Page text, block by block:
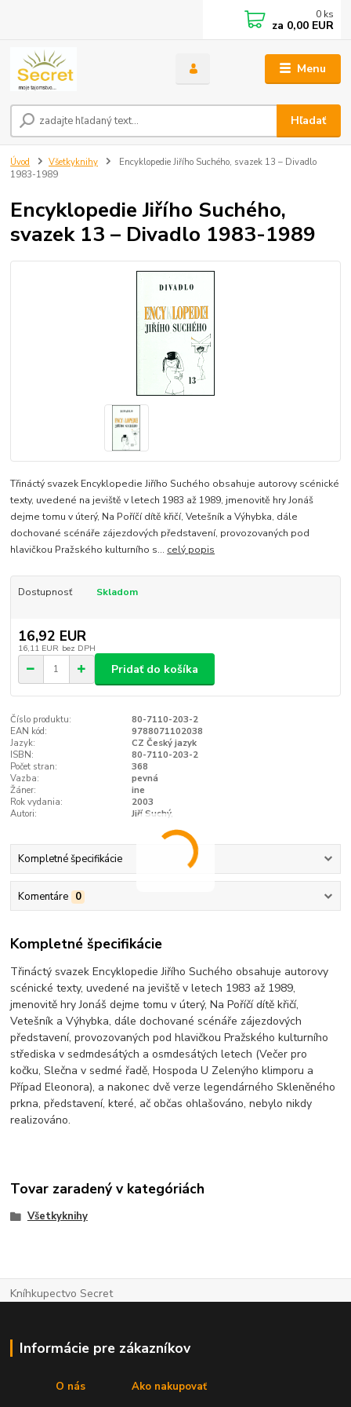
Menu
Hľadať
0 ks
za 0,00 EUR
Úvod Všetkyknihy
Encyklopedie Jiřího Suchého, svazek 13 – Divadlo
1983-1989
Encyklopedie Jiřího Suchého,
svazek 13 – Divadlo 1983-1989
Třináctý svazek Encyklopedie Jiřího Suchého obsahuje autorovy scénické
texty, uvedené na jeviště v letech 1983 až 1989, jmenovitě hry Jonáš
dejme tomu v úterý, Na Poříčí dítě křičí, Vetešník a Výhybka, dále
dochované scénáře zájezdových představení, provozovaných pod
hlavičkou Pražského kulturního s... celý popis
Dostupnosť Skladom
16,92 EUR
16,11 EUR bez DPH
Pridať do košíka
Číslo produktu:
80-7110-203-2
EAN kód:
9788071102038
Jazyk:
CZ Český jazyk
ISBN:
80-7110-203-2
Počet stran:
368
Vazba:
pevná
Žáner:
ine
Rok vydania:
2003
Autori:
Jiří Suchý,
Kompletné špecifikácie
Komentáre 0
Kompletné špecifikácie
Třináctý svazek Encyklopedie Jiřího Suchého obsahuje autorovy
scénické texty, uvedené na jeviště v letech 1983 až 1989,
jmenovitě hry Jonáš dejme tomu v úterý, Na Poříčí dítě křičí,
Vetešník a Výhybka, dále dochované scénáře zájezdových
představení, provozovaných pod hlavičkou Pražského kulturního
střediska v sedmdesátých a osmdesátých letech (Večer pro
kočku, Slečna v sedmé řadě, Hospoda U Zelenýho klimporu a
Případ Eleonora), a nakonec dvě verze legendárného Skleněného
prkna, představení, které, ač občas ohlašováno, nebylo nikdy
realizováno.
Tovar zaradený v kategóriách
Všetkyknihy
Kníhkupectvo Secret
Informácie pre zákazníkov
O nás
Ako nakupovať